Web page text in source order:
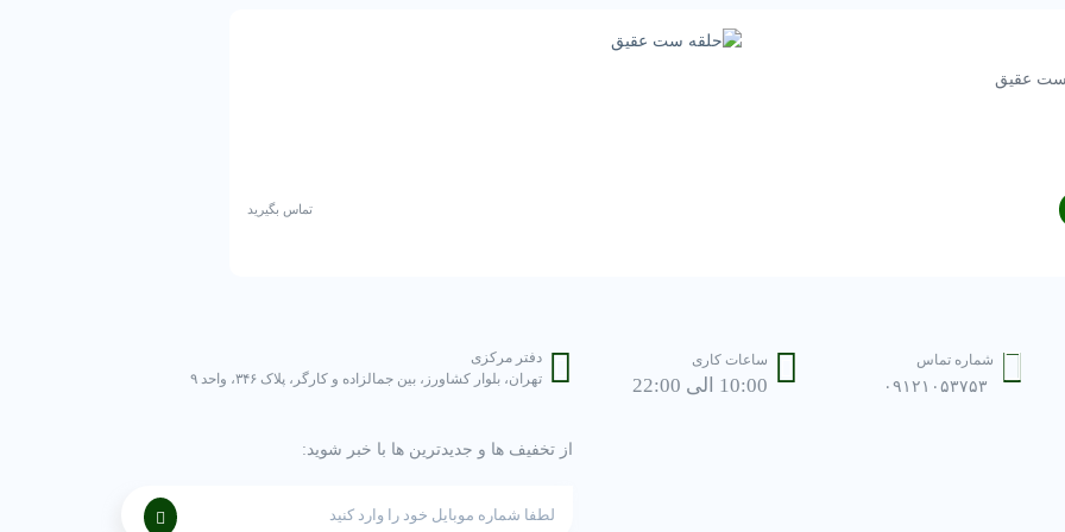
ست عقیق
تماس بگیرید
شماره تماس
۰۹۱۲۱۰۵۳۷۵۳
ساعات کاری
10:00 الی 22:00
دفتر مرکزی
تهران، بلوار کشاورز، بین جمالزاده و کارگر، پلاک ۳۴۶، واحد ۹
از تخفیف ها و جدیدترین ها با خبر شوید: